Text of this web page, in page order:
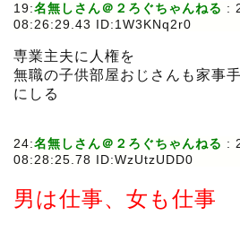
19:名無しさん＠２ろぐちゃんねる :
08:26:29.43 ID:1W3KNq2r0
専業主夫に人権を
無職の子供部屋おじさんも家事
にしる
24:名無しさん＠２ろぐちゃんねる :
08:28:25.78 ID:WzUtzUDD0
男は仕事、女も仕事